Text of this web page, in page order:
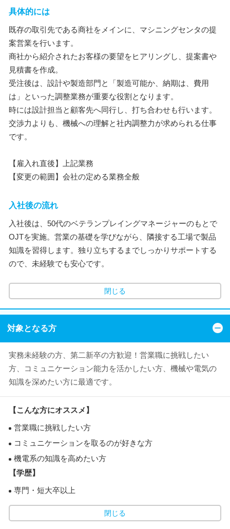
具体的には
既存の取引先である商社をメインに、マシニングセンタの提
案営業を行います。
商社から紹介されたお客様の要望をヒアリングし、提案書や
見積書を作成。
受注後は、設計や製造部門と「製造可能か、納期は、費用
は」といった調整業務が重要な役割となります。
時には設計担当と顧客先へ同行し、打ち合わせも行います。
交渉力よりも、機械への理解と社内調整力が求められる仕事
です。
【雇入れ直後】上記業務
【変更の範囲】会社の定める業務全般
入社後の流れ
入社後は、50代のベテランプレイングマネージャーのもとで
OJTを実施。営業の基礎を学びながら、隣接する工場で製品
知識を習得します。独り立ちするまでしっかりサポートする
ので、未経験でも安心です。
閉じる
対象となる方
実務未経験の方、第二新卒の方歓迎！営業職に挑戦したい
方、コミュニケーション能力を活かしたい方、機械や電気の
知識を深めたい方に最適です。
【こんな方にオススメ】
営業職に挑戦したい方
コミュニケーションを取るのが好きな方
機電系の知識を高めたい方
【学歴】
専門・短大卒以上
閉じる